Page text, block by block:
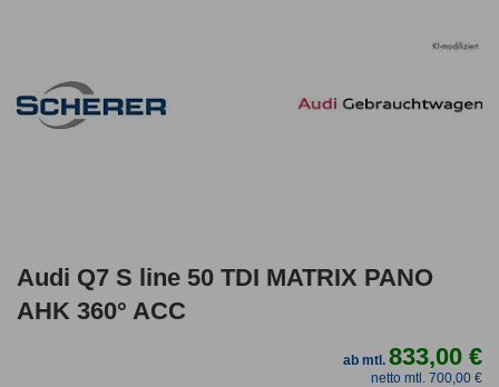
Audi Q7 S line 50 TDI MATRIX PANO
AHK 360° ACC
ab mtl.833,00 €
netto mtl. 700,00 €